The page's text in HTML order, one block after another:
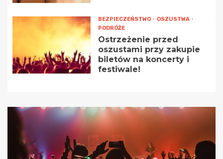
BEZPIECZEŃSTWO
OSZUSTWA
PODRÓŻE
Ostrzeżenie przed
oszustami przy zakupie
biletów na koncerty i
festiwale!